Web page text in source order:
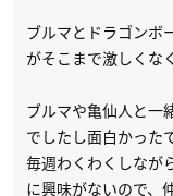
ブルマとドラゴンボ
がそこまで激しくな
ブルマや亀仙人と一
でしたし面白かった
毎週わくわくしなが
に興味がないので、